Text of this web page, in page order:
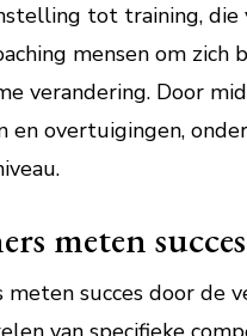
tot training, die
mensen om
verandering. Door
en overtuigingen,
meten
meten succes door de